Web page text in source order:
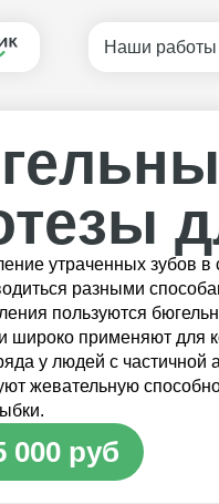
Наши работы
утраченных зубов
разными
пользуются
широко применяют для
у людей с
жевательную
000 руб